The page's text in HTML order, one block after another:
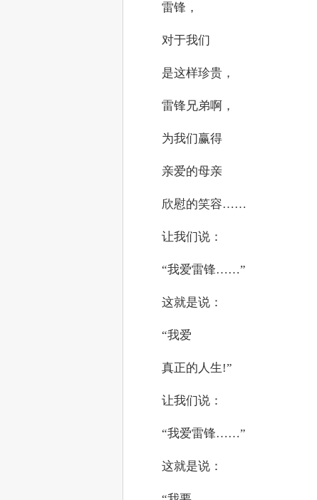
雷锋，
对于我们
是这样珍贵，
雷锋兄弟啊，
为我们赢得
亲爱的母亲
欣慰的笑容……
让我们说：
“我爱雷锋……”
这就是说：
“我爱
真正的人生!”
让我们说：
“我爱雷锋……”
这就是说：